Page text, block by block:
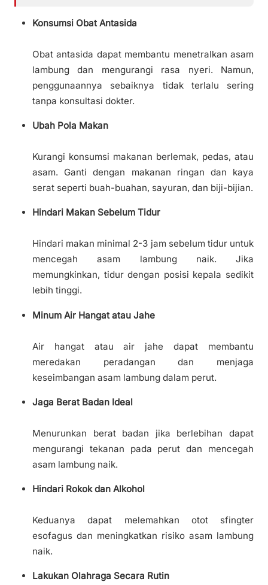
Konsumsi Obat Antasida
Obat antasida dapat membantu menetralkan asam
lambung dan mengurangi rasa nyeri. Namun,
penggunaannya sebaiknya tidak terlalu sering
tanpa konsultasi dokter.
Ubah Pola Makan
Kurangi konsumsi makanan berlemak, pedas, atau
asam. Ganti dengan makanan ringan dan kaya
serat seperti buah-buahan, sayuran, dan biji-bijian.
Hindari Makan Sebelum Tidur
Hindari makan minimal 2-3 jam sebelum tidur untuk
mencegah asam lambung naik. Jika
memungkinkan, tidur dengan posisi kepala sedikit
lebih tinggi.
Minum Air Hangat atau Jahe
Air hangat atau air jahe dapat membantu
meredakan peradangan dan menjaga
keseimbangan asam lambung dalam perut.
Jaga Berat Badan Ideal
Menurunkan berat badan jika berlebihan dapat
mengurangi tekanan pada perut dan mencegah
asam lambung naik.
Hindari Rokok dan Alkohol
Keduanya dapat melemahkan otot sfingter
esofagus dan meningkatkan risiko asam lambung
naik.
Lakukan Olahraga Secara Rutin